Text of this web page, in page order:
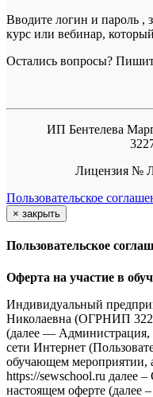
Вводите логин и пароль ,
курс или вебинар,
Остались вопросы?
ИП Бентелева
Лицензия №
Пользовательское
× закрыть
Пользовательское
Оферта на участие в
Индивидуальный
Николаевна (ОГРНИП
(далее — Администрация,
сети Интернет
обучающем мероприятии,
https://sewschool.ru далее
настоящем оферте (далее